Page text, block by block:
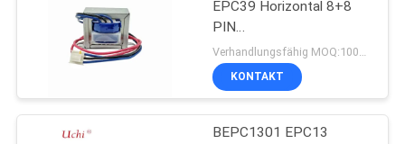
Ptc-Thermistor
31
EPC39 Horizontal 8+8
PIN
Leistungstransformator
220 auf 110
KONTAKT
BEPC1301 EPC13